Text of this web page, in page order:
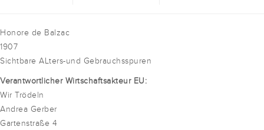
Honore de Balzac
1907
Sichtbare ALters-und Gebrauchsspuren
Verantwortlicher Wirtschaftsakteur EU:
Wir Trödeln
Andrea Gerber
Gartenstraße 4